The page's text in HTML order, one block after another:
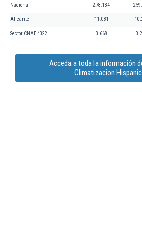
Nacional 278.134
Alicante 11.081
Sector CNAE 4322 3.668
Acceda a toda la información
Climatizacion